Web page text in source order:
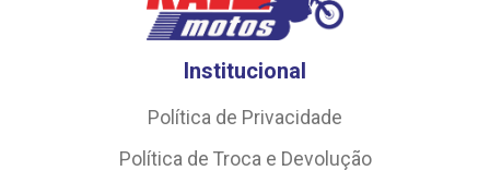
Institucional
Política de Privacidade
Política de Troca e Devolução